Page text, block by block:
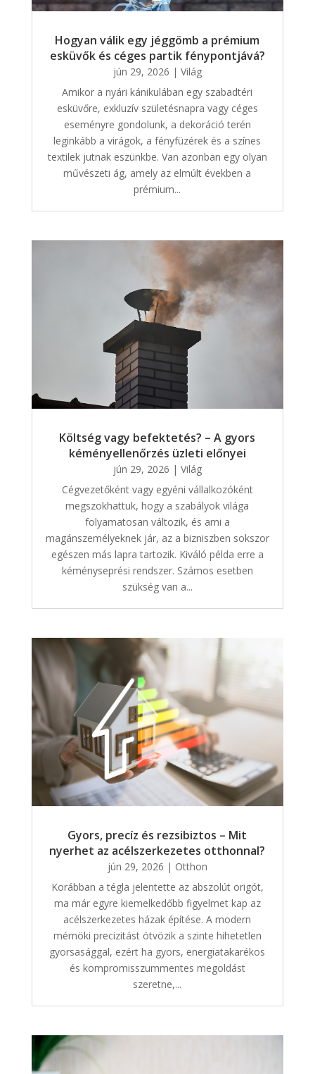
Hogyan válik egy jéggömb a prémium
esküvők és céges partik fénypontjává?
jún 29, 2026 | Világ
Amikor a nyári kánikulában egy szabadtéri
esküvőre, exkluzív születésnapra vagy céges
eseményre gondolunk, a dekoráció terén
leginkább a virágok, a fényfüzérek és a színes
textilek jutnak eszünkbe. Van azonban egy olyan
művészeti ág, amely az elmúlt években a
prémium...
Költség vagy befektetés? – A gyors
kéményellenőrzés üzleti előnyei
jún 29, 2026 | Világ
Cégvezetőként vagy egyéni vállalkozóként
megszokhattuk, hogy a szabályok világa
folyamatosan változik, és ami a
magánszemélyeknek jár, az a bizniszben sokszor
egészen más lapra tartozik. Kiváló példa erre a
kéményseprési rendszer. Számos esetben
szükség van a...
Gyors, precíz és rezsibiztos – Mit
nyerhet az acélszerkezetes otthonnal?
jún 29, 2026 | Otthon
Korábban a tégla jelentette az abszolút origót,
ma már egyre kiemelkedőbb figyelmet kap az
acélszerkezetes házak építése. A modern
mérnöki precizitást ötvözik a szinte hihetetlen
gyorsasággal, ezért ha gyors, energiatakarékos
és kompromisszummentes megoldást
szeretne,...